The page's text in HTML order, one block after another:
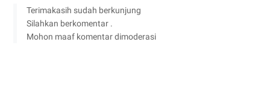
Terimakasih sudah berkunjung
Silahkan berkomentar .
Mohon maaf komentar dimoderasi